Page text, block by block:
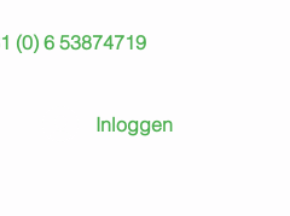
(0) 6 53874719
Inloggen